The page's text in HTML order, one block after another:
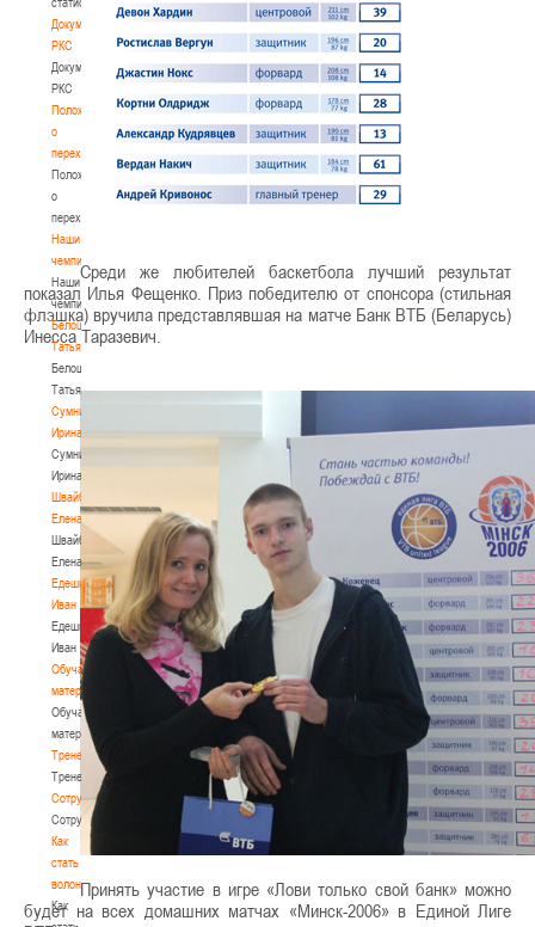
Документы
РКС
Документы
РКС
Положение
о
переходах
Положение
о
переходах
Наши
чемпионы
Наши
чемпионы
Белошапко
Татьяна
Белошапко
Татьяна
Сумникова
Ирина
Сумникова
Ирина
Швайбович
Елена
Швайбович
Елена
Едешко
Иван
Едешко
Иван
Обучающие
материалы
Обучающие
материалы
Тренерам
Тренерам
Сотрудничество
Сотрудничество
Как
стать
волонтером
Как
Среди же любителей баскетбола лучший результат
показал Илья Фещенко. Приз победителю от спонсора (стильная
флэшка) вручила представлявшая на матче Банк ВТБ (Беларусь)
Инесса Таразевич.
Принять участие в игре «Лови только свой банк» можно
будет на всех домашних матчах «Минск-2006» в Единой Лиге